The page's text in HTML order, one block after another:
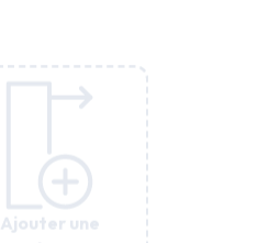
Ajouter une
Ajouter une
Ajouter une
Ajouter une
Ajouter une